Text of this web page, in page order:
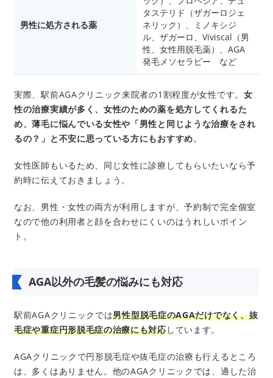
男性に処方される薬
タステリド（ザガーロジェ
ネリック）、ミノキシジ
ル、ザガーロ、Viviscal（男
性、女性用脱毛薬）、AGA
発毛メソセラピー など
実際、駅前AGAクリニック来院者の1割程度が女性です。 女
性の治療実績が多く、女性のための薬を処方してくれるた
め、薄毛に悩んでいる女性や「男性と同じような治療をされ
るの？」と不安に思っている方にもおすすめ。
女性医師もいるため、同じ女性に診療してもらいたいなら予
約時に伝えておきましょう。
なお、男性・女性の両方が利用しますが、予約制で完全個室
なので他の利用者と顔を合わせにくいのはうれしいポイン
ト。
AGA以外の毛髪の悩みにも対応
駅前AGAクリニックでは男性型脱毛症のAGAだけでなく、抜
毛症や重症円形脱毛症の治療にも対応しています。
AGAクリニックで円形脱毛症や抜毛症の治療も行えるところ
は、多くはありません。他のAGAクリニックでは、適した治